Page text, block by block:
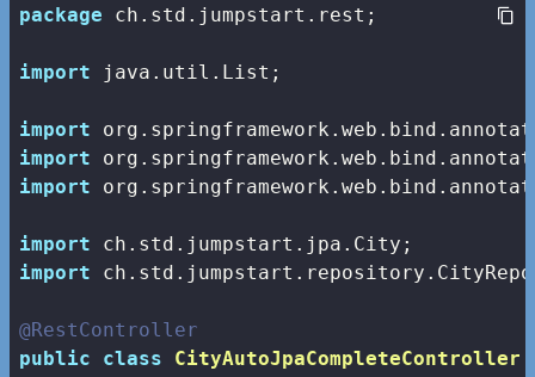
package ch.std.jumpstart.rest;
import java.util.List;
import
import
import
import
import
@RestController
public
class CityAutoJpaCompleteController